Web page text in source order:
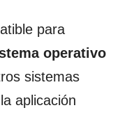
para
operativo
sistemas
aplicación